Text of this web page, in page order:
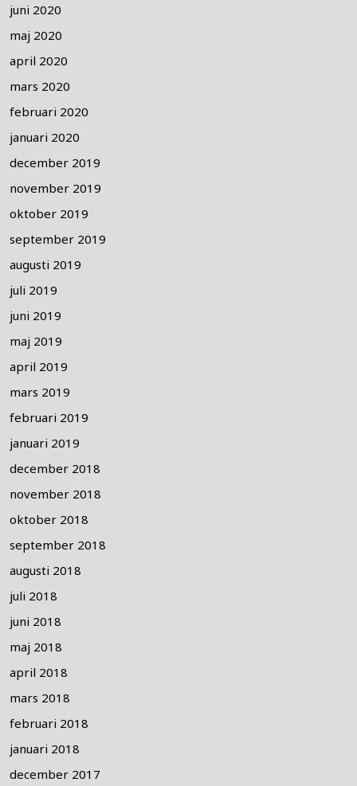
juni 2020
maj 2020
april 2020
mars 2020
februari 2020
januari 2020
december 2019
november 2019
oktober 2019
september 2019
augusti 2019
juli 2019
juni 2019
maj 2019
april 2019
mars 2019
februari 2019
januari 2019
december 2018
november 2018
oktober 2018
september 2018
augusti 2018
juli 2018
juni 2018
maj 2018
april 2018
mars 2018
februari 2018
januari 2018
december 2017